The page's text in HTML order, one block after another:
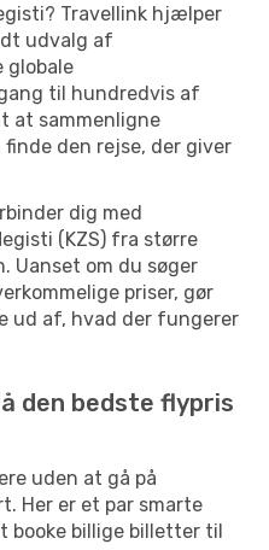
Travellink hjælper
udvalg af
globale
til hundredvis af
at sammenligne
den rejse, der giver
dig med
(KZS) fra større
Uanset om du søger
priser, gør
ud af, hvad der fungerer
den bedste flypris
uden at gå på
Her er et par smarte
booke billige billetter til